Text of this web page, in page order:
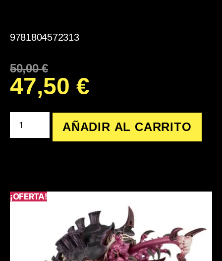
9781804572313
50,00€
47,50 €
AÑADIR AL CARRITO
¡OFERTA!